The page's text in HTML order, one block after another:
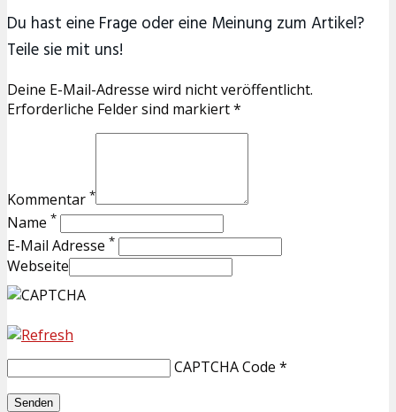
Du hast eine Frage oder eine Meinung zum Artikel?
Teile sie mit uns!
Deine E-Mail-Adresse wird nicht veröffentlicht.
Erforderliche Felder sind markiert *
Kommentar *
Name *
E-Mail Adresse *
Webseite
CAPTCHA Code *